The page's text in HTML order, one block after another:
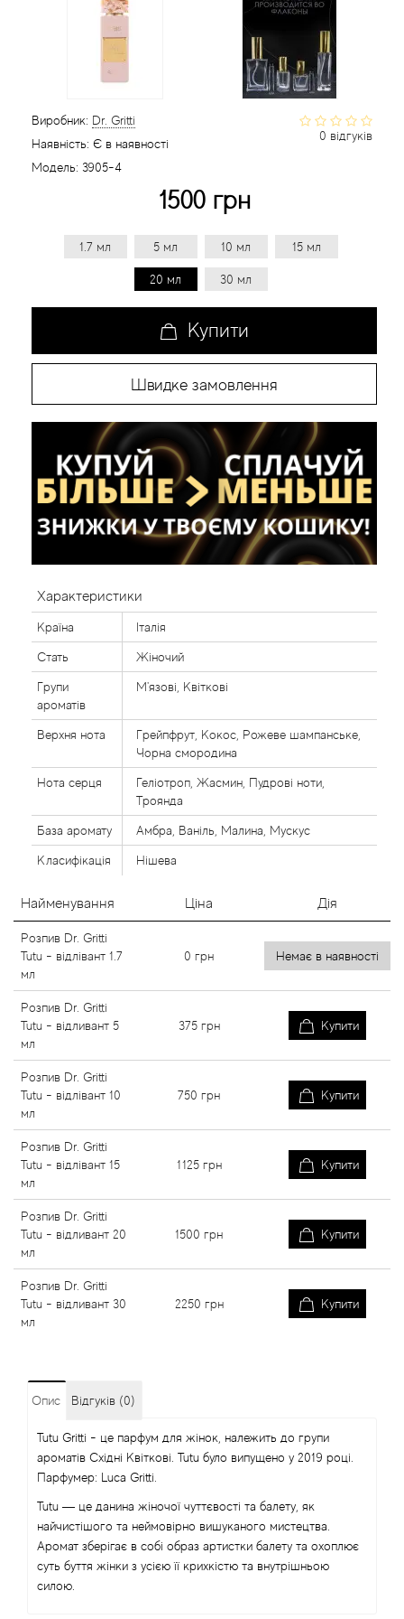
0 відгуків
Виробник: Dr. Gritti
Наявність: Є в наявності
Модель: 3905-4
1500 грн
1.7 мл 5 мл 10 мл 15 мл
20 мл 30 мл
Купити
Швидке замовлення
Характеристики
Країна Італія
Стать Жіночий
Групи
ароматів
М'язові, Квіткові
Верхня нота
Грейпфрут, Кокос, Рожеве шампанське,
Чорна смородина
Нота серця
Геліотроп, Жасмин, Пудрові ноти,
Троянда
База аромату Амбра, Ваніль, Малина, Мускус
Класифікація Нішева
Найменування Ціна Дія
Розпив Dr. Gritti
Tutu - відлівант 1.7
мл
0 грн Немає в наявності
Розпив Dr. Gritti
Tutu - відливант 5
мл
375 грн Купити
Розпив Dr. Gritti
Tutu - відлівант 10
мл
750 грн Купити
Розпив Dr. Gritti
Tutu - відлівант 15
мл
1125 грн Купити
Розпив Dr. Gritti
Tutu - відливант 20
мл
1500 грн Купити
Розпив Dr. Gritti
Tutu - відливант 30
мл
2250 грн Купити
Опис Відгуків (0)
Tutu Gritti - це парфум для жінок, належить до групи
ароматів Східні Квіткові. Tutu було випущено у 2019 році.
Парфумер: Luca Gritti.
Tutu — це данина жіночої чуттєвості та балету, як
найчистішого та неймовірно вишуканого мистецтва.
Аромат зберігає в собі образ артистки балету та охоплює
суть буття жінки з усією її крихкістю та внутрішньою
силою.